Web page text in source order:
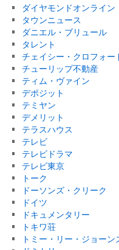
ダイヤモンドオンライン
タウンニュース
ダニエル・ブリュール
タレント
チェイシー・クロフォー
チューリップ不動産
ティム・ヴァイン
デポジット
テミヤン
デメリット
テラスハウス
テレビ
テレビドラマ
テレビ東京
トーク
ドーソンズ・クリーク
ドイツ
ドキュメンタリー
トキワ荘
トミー・リー・ジョーン